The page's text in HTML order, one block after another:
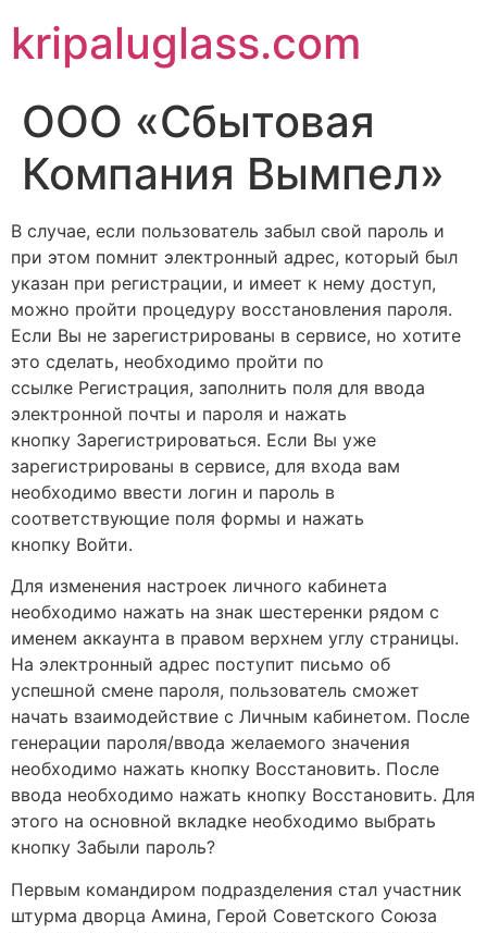
kripaluglass.com
ООО «Сбытовая
Компания Вымпел»
В случае, если пользователь забыл свой пароль и
при этом помнит электронный адрес, который был
указан при регистрации, и имеет к нему доступ,
можно пройти процедуру восстановления пароля.
Если Вы не зарегистрированы в сервисе, но хотите
это сделать, необходимо пройти по
ссылке Регистрация, заполнить поля для ввода
электронной почты и пароля и нажать
кнопку Зарегистрироваться. Если Вы уже
зарегистрированы в сервисе, для входа вам
необходимо ввести логин и пароль в
соответствующие поля формы и нажать
кнопку Войти.
Для изменения настроек личного кабинета
необходимо нажать на знак шестеренки рядом с
именем аккаунта в правом верхнем углу страницы.
На электронный адрес поступит письмо об
успешной смене пароля, пользователь сможет
начать взаимодействие с Личным кабинетом. После
генерации пароля/ввода желаемого значения
необходимо нажать кнопку Восстановить. После
ввода необходимо нажать кнопку Восстановить. Для
этого на основной вкладке необходимо выбрать
кнопку Забыли пароль?
Первым командиром подразделения стал участник
штурма дворца Амина, Герой Советского Союза